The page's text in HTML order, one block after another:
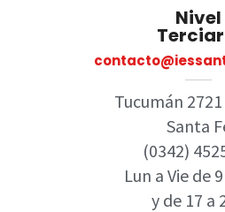
Nivel
Tucumán
Santa
(0342)
Lun a Vie de
y de 17 a